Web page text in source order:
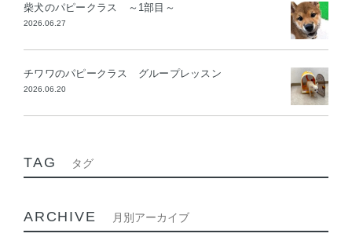
柴犬のパピークラス ～1部目～
2026.06.27
チワワのパピークラス グループレッスン
2026.06.20
TAG タグ
ARCHIVE 月別アーカイブ